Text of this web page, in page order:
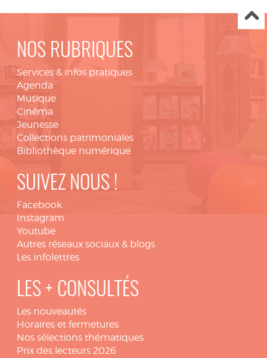
NOS RUBRIQUES
Services & infos pratiques
Agenda
Musique
Cinéma
Jeunesse
Collections patrimoniales
Bibliothèque numérique
SUIVEZ NOUS !
Facebook
Instagram
Youtube
Autres réseaux sociaux & blogs
Les infolettres
LES + CONSULTÉS
Les nouveautés
Horaires et fermetures
Nos sélections thématiques
Prix des lecteurs 2026